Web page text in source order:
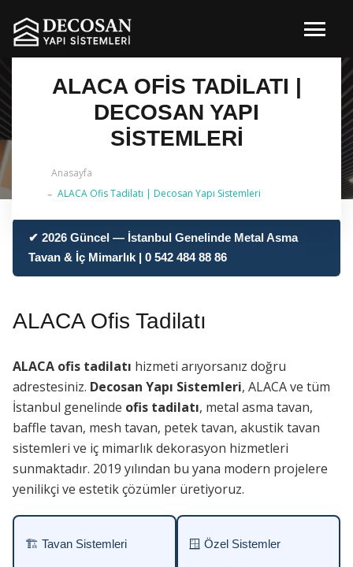
ALACA OFIS TADILATI |
DECOSAN YAPI
SISTEMLERI
Anasayfa
ALACA Ofis Tadilatı | Decosan Yapı Sistemleri
✔ 2026 Güncel — İstanbul Genelinde Metal Asma
Tavan & İç Mimarlık | 0 542 484 88 86
ALACA Ofis Tadilatı
ALACA ofis tadilatı hizmeti arıyorsanız doğru
adrestesiniz. Decosan Yapı Sistemleri, ALACA ve tüm
İstanbul genelinde ofis tadilatı, metal asma tavan,
baffle tavan, mesh tavan, petek tavan, akustik tavan
sistemleri ve iç mimarlık dekorasyon hizmetleri
sunmaktadır. 2019 yılından bu yana modern projelere
yenilikçi ve estetik çözümler üretiyoruz.
🏗 Tavan Sistemleri 🪟 Özel Sistemler